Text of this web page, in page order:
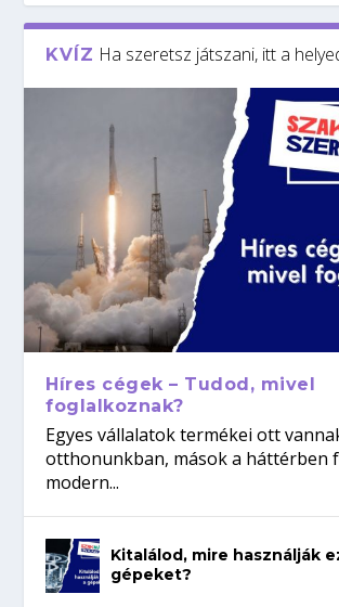
KVÍZ Ha szeretsz játszani, itt a
Híres cégek – Tudod, mivel
foglalkoznak?
Egyes vállalatok termékei ott
otthonunkban, mások a háttérben
modern...
Kitalálod, mire használják
gépeket?